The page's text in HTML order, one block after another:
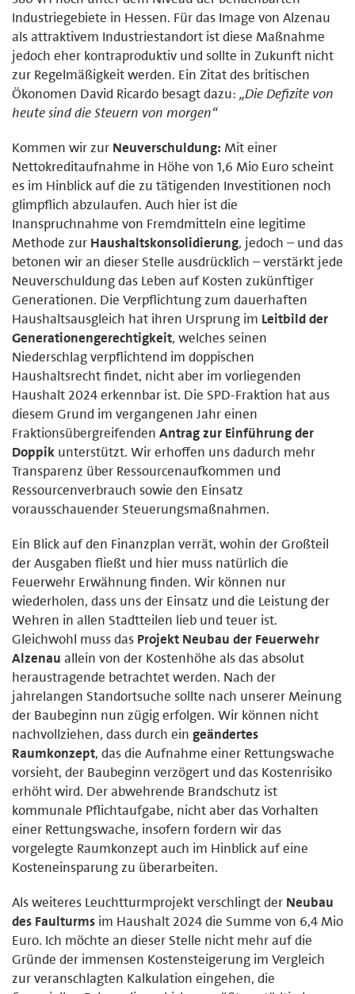
Industriegebiete in Hessen. Für das Image von Alzenau
als attraktivem Industriestandort ist diese Maßnahme
jedoch eher kontraproduktiv und sollte in Zukunft nicht
zur Regelmäßigkeit werden. Ein Zitat des britischen
Ökonomen David Ricardo besagt dazu: „Die Defizite von
heute sind die Steuern von morgen“
Kommen wir zur Neuverschuldung: Mit einer
Nettokreditaufnahme in Höhe von 1,6 Mio Euro scheint
es im Hinblick auf die zu tätigenden Investitionen noch
glimpflich abzulaufen. Auch hier ist die
Inanspruchnahme von Fremdmitteln eine legitime
Methode zur Haushaltskonsolidierung, jedoch – und das
betonen wir an dieser Stelle ausdrücklich – verstärkt jede
Neuverschuldung das Leben auf Kosten zukünftiger
Generationen. Die Verpflichtung zum dauerhaften
Haushaltsausgleich hat ihren Ursprung im Leitbild der
Generationengerechtigkeit, welches seinen
Niederschlag verpflichtend im doppischen
Haushaltsrecht findet, nicht aber im vorliegenden
Haushalt 2024 erkennbar ist. Die SPD-Fraktion hat aus
diesem Grund im vergangenen Jahr einen
Fraktionsübergreifenden Antrag zur Einführung der
Doppik unterstützt. Wir erhoffen uns dadurch mehr
Transparenz über Ressourcenaufkommen und
Ressourcenverbrauch sowie den Einsatz
vorausschauender Steuerungsmaßnahmen.
Ein Blick auf den Finanzplan verrät, wohin der Großteil
der Ausgaben fließt und hier muss natürlich die
Feuerwehr Erwähnung finden. Wir können nur
wiederholen, dass uns der Einsatz und die Leistung der
Wehren in allen Stadtteilen lieb und teuer ist.
Gleichwohl muss das Projekt Neubau der Feuerwehr
Alzenau allein von der Kostenhöhe als das absolut
heraustragende betrachtet werden. Nach der
jahrelangen Standortsuche sollte nach unserer Meinung
der Baubeginn nun zügig erfolgen. Wir können nicht
nachvollziehen, dass durch ein geändertes
Raumkonzept, das die Aufnahme einer Rettungswache
vorsieht, der Baubeginn verzögert und das Kostenrisiko
erhöht wird. Der abwehrende Brandschutz ist
kommunale Pflichtaufgabe, nicht aber das Vorhalten
einer Rettungswache, insofern fordern wir das
vorgelegte Raumkonzept auch im Hinblick auf eine
Kosteneinsparung zu überarbeiten.
Als weiteres Leuchtturmprojekt verschlingt der Neubau
des Faulturms im Haushalt 2024 die Summe von 6,4 Mio
Euro. Ich möchte an dieser Stelle nicht mehr auf die
Gründe der immensen Kostensteigerung im Vergleich
zur veranschlagten Kalkulation eingehen, die